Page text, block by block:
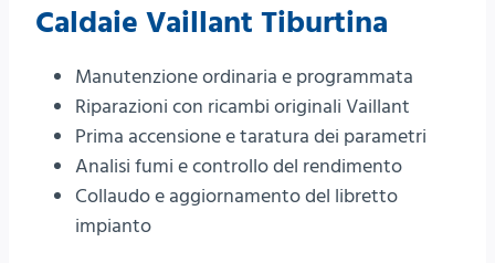
Caldaie Vaillant Tiburtina
Manutenzione ordinaria e programmata
Riparazioni con ricambi originali Vaillant
Prima accensione e taratura dei parametri
Analisi fumi e controllo del rendimento
Collaudo e aggiornamento del libretto
impianto